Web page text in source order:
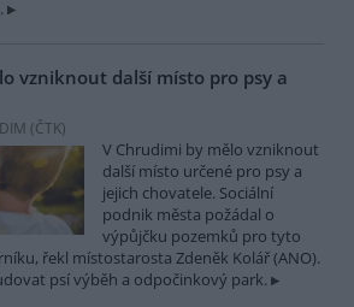
vzniknout další místo pro psy a
(ČTK)
V Chrudimi by mělo vzniknout
další místo určené pro psy a
jejich chovatele. Sociální
podnik města požádal o
výpůjčku pozemků pro tyto
řekl místostarosta Zdeněk Kolář (ANO).
psí výběh a odpočinkový park.